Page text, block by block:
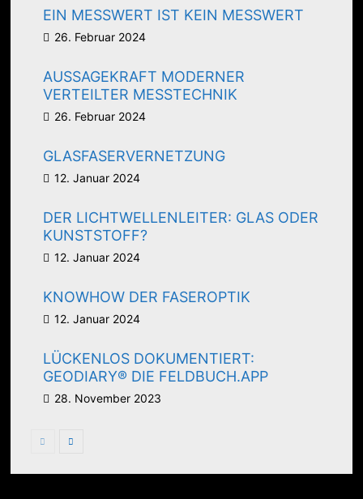
EIN MESSWERT IST KEIN MESSWERT
26. Februar 2024
AUSSAGEKRAFT MODERNER
VERTEILTER MESSTECHNIK
26. Februar 2024
GLASFASERVERNETZUNG
12. Januar 2024
DER LICHTWELLENLEITER: GLAS ODER
KUNSTSTOFF?
12. Januar 2024
KNOWHOW DER FASEROPTIK
12. Januar 2024
LÜCKENLOS DOKUMENTIERT:
GEODIARY® DIE FELDBUCH.APP
28. November 2023